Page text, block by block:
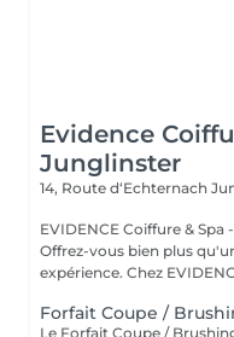
Evidence
Junglinster
14, Route d‘Echternach
EVIDENCE Coiffure &
Offrez-vous bien plus
expérience. Chez
Forfait Coupe /